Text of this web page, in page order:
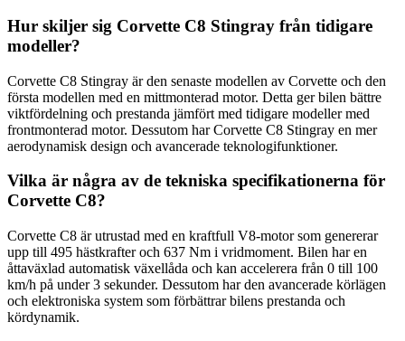
Hur skiljer sig Corvette C8 Stingray från tidigare
modeller?
Corvette C8 Stingray är den senaste modellen av Corvette och den
första modellen med en mittmonterad motor. Detta ger bilen bättre
viktfördelning och prestanda jämfört med tidigare modeller med
frontmonterad motor. Dessutom har Corvette C8 Stingray en mer
aerodynamisk design och avancerade teknologifunktioner.
Vilka är några av de tekniska specifikationerna för
Corvette C8?
Corvette C8 är utrustad med en kraftfull V8-motor som genererar
upp till 495 hästkrafter och 637 Nm i vridmoment. Bilen har en
åttaväxlad automatisk växellåda och kan accelerera från 0 till 100
km/h på under 3 sekunder. Dessutom har den avancerade körlägen
och elektroniska system som förbättrar bilens prestanda och
kördynamik.